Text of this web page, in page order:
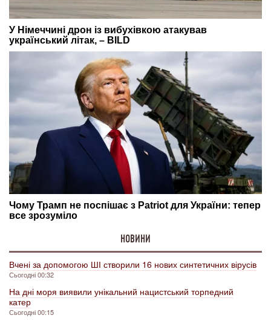
НОВИНИ
Вчені за допомогою ШІ створили 16 нових синтетичних вірусів
Сьогодні 00:32
На дні моря виявили унікальний нацистський торпедний
катер
Сьогодні 00:15